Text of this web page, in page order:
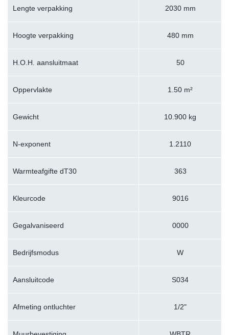
Lengte verpakking 2030 mm
Hoogte verpakking 480 mm
H.O.H. aansluitmaat 50
Oppervlakte 1.50 m²
Gewicht 10.900 kg
N-exponent 1.2110
Warmteafgifte dT30 363
Kleurcode 9016
Gegalvaniseerd 0000
Bedrijfsmodus W
Aansluitcode S034
Afmeting ontluchter 1/2"